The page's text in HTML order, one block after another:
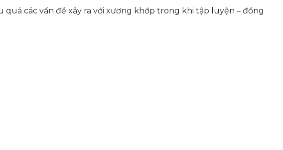
các vấn đề xảy ra với xương khớp trong khi tập luyện – đồng